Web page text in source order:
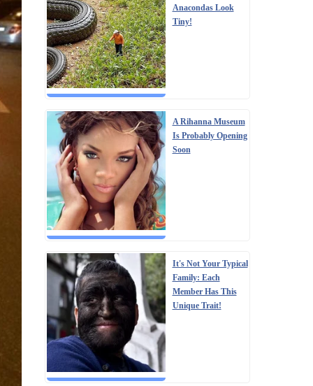
Anacondas Look
Tiny!
A Rihanna Museum
Is Probably Opening
Soon
It's Not Your Typical
Family: Each
Member Has This
Unique Trait!